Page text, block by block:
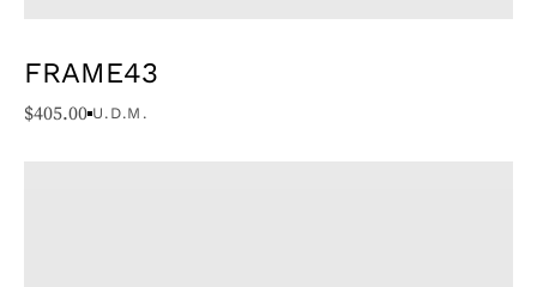
FRAME43
$405.00 U.D.M.